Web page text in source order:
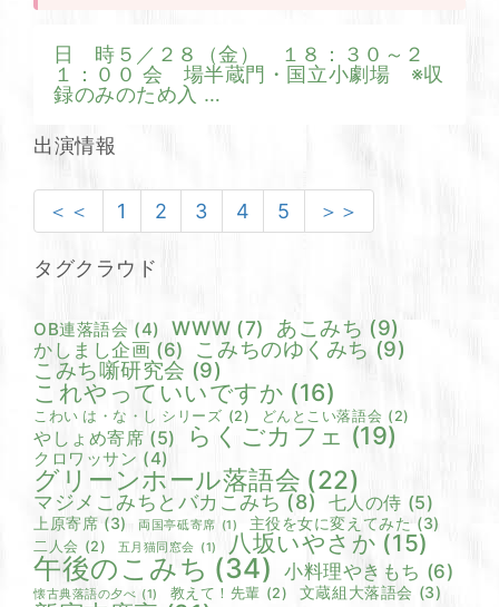
日 時５／２８（金） １８：３０～２
１：００ 会 場半蔵門・国立小劇場 ※収
録のみのため入 …
出演情報
＜＜ 1 2 3 4 5 ＞＞
タグクラウド
OB連落語会 (4) WWW (7) あこみち (9)
かしまし企画 (6) こみちのゆくみち (9)
こみち噺研究会 (9)
これやっていいですか (16)
こわい は・な・し シリーズ (2) どんとこい落語会 (2)
やしょめ寄席 (5) らくごカフェ (19)
クロワッサン (4)
グリーンホール落語会 (22)
マジメこみちとバカこみち (8) 七人の侍 (5)
上原寄席 (3) 両国亭砥寄席 (1) 主役を女に変えてみた (3)
二人会 (2) 五月猫同窓会 (1) 八坂いやさか (15)
午後のこみち (34) 小料理やきもち (6)
懐古典落語の夕べ (1) 教えて！先輩 (2) 文蔵組大落語会 (3)